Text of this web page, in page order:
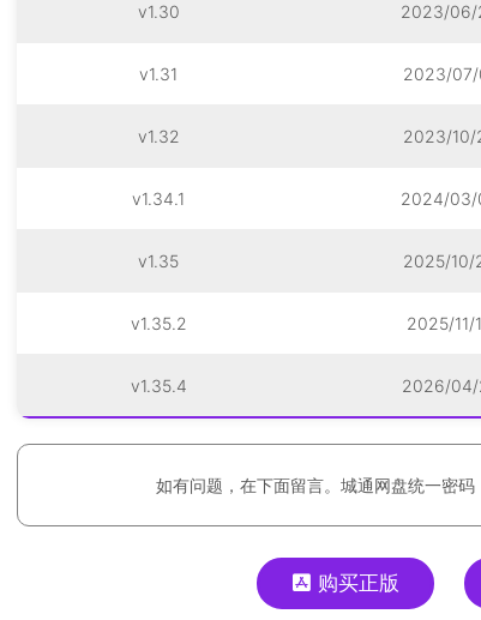
v1.30 2023/06/
v1.31 2023/07/
v1.32 2023/10/
v1.34.1 2024/03/
v1.35 2025/10/
v1.35.2 2025/11/
v1.35.4 2026/04/
如有问题，在下面留言。城通网盘统一密
购买正版